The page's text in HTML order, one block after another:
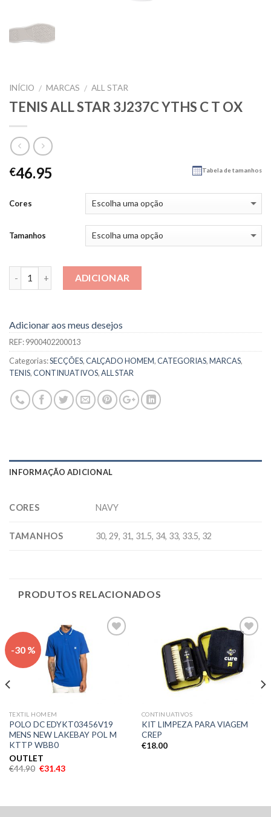
INÍCIO / MARCAS / ALL STAR
TENIS ALL STAR 3J237C YTHS C T OX
€46.95 Tabela de tamanhos
Cores
Tamanhos
Quantidade ADICIONAR
Adicionar aos meus desejos
REF:9900402200013
Categorias:SECÇÕES,CALÇADO HOMEM,CATEGORIAS,MARCAS,
TENIS,CONTINUATIVOS,ALL STAR
INFORMAÇÃO ADICIONAL
CORES NAVY
TAMANHOS 30, 29, 31, 31.5, 34, 33, 33.5, 32
PRODUTOS RELACIONADOS
-30 %
TEXTIL HOMEM
POLO DC EDYKT03456V19
MENS NEW LAKEBAY POL M
KTTP WBB0
OUTLET
€44.90 €31.43
aos meus
desejos
CONTINUATIVOS
KIT LIMPEZA PARA VIAGEM
CREP
€18.00